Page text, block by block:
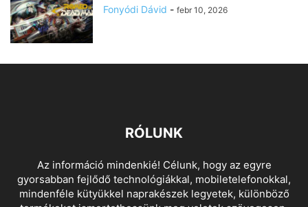
Fonyódi Dávid - febr 10, 2026
RÓLUNK
Az információ mindenkié! Célunk, hogy az egyre
gyorsabban fejlődő technológiákkal, mobiletelefonokkal,
mindenféle kütyükkel naprakészek legyetek, különböző